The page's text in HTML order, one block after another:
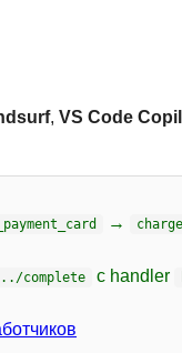
, VS Code
→
.../complete с handler